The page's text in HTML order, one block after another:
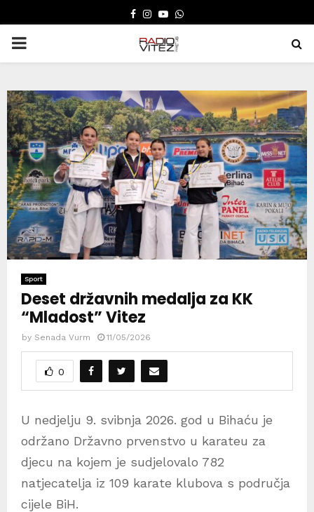
FACEBOOK
INSTAGRAM
YOUTUBE
WHATSAPP
PRIMARY
Sport
Deset državnih medalja za KK
“Mladost” Vitez
by Senada Vurm 11/05/2026
0
U nedjelju 9. svibnja 2026. god u Bihaću je
održano Državno prvenstvo u karateu za
djecu na kojem je sudjelovalo 782
natjecatelja iz 109 karate klubova s područja
cijele BiH.